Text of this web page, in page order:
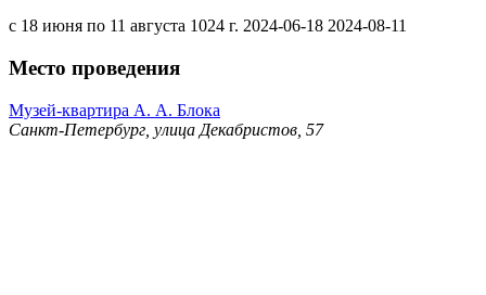
с 18 июня по 11 августа 1024 г. 2024-06-18 2024-08-11
Место проведения
Музей-квартира А. А. Блока
Санкт-Петербург, улица Декабристов, 57